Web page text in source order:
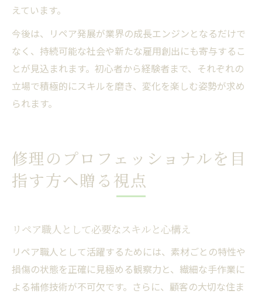
えています。
今後は、リペア発展が業界の成長エンジンとなるだけで
なく、持続可能な社会や新たな雇用創出にも寄与するこ
とが見込まれます。初心者から経験者まで、それぞれの
立場で積極的にスキルを磨き、変化を楽しむ姿勢が求め
られます。
修理のプロフェッショナルを目
指す方へ贈る視点
リペア職人として必要なスキルと心構え
リペア職人として活躍するためには、素材ごとの特性や
損傷の状態を正確に見極める観察力と、繊細な手作業に
よる補修技術が不可欠です。さらに、顧客の大切な住ま